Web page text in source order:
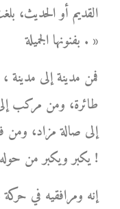
القديم أو الحديث،
بفنونها الجميلة . »
فمن مدينة إلى
طائرة، ومن مركب
إلى صالة مزاد، ومن
يكبر ويكبر من حوله مبرداً بشعاعاته اللطيفة لهيب أوجاعه !
إنه ومرافقيه في حركة